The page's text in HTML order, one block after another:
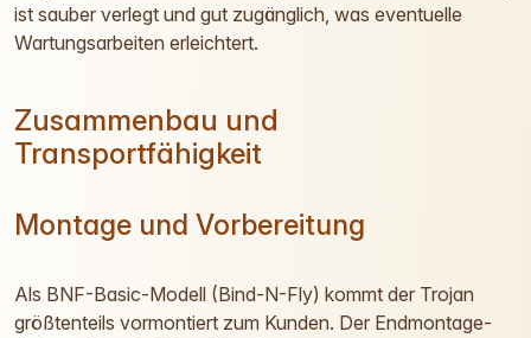
ist sauber verlegt und gut zugänglich, was eventuelle
Wartungsarbeiten erleichtert.
Zusammenbau und
Transportfähigkeit
Montage und Vorbereitung
Als BNF-Basic-Modell (Bind-N-Fly) kommt der Trojan
größtenteils vormontiert zum Kunden. Der Endmontage-